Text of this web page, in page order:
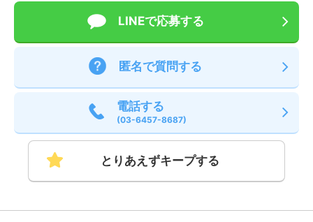
LINEで応募する
匿名で質問する
電話する
(03-6457-8687)
とりあえずキープする